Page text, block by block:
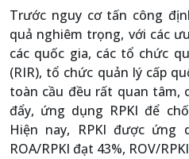
Trước nguy cơ tấn công
quả nghiêm trọng, với các
các quốc gia, các tổ chức
(RIR), tổ chức quản lý cấp
toàn cầu đều rất quan
đẩy, ứng dụng RPKI để
Hiện nay, RPKI được
ROA/RPKI đạt 43%, ROV/